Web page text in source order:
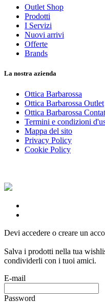
Outlet Shop
Prodotti
I Servizi
Nuovi arrivi
Offerte
Brands
La nostra azienda
Ottica Barbarossa
Ottica Barbarossa Outlet
Ottica Barbarossa
Termini e condizioni
Mappa del sito
Privacy Policy
Cookie Policy
Devi accedere o creare un
Salva i prodotti nella tua
condividerli con i tuoi amici.
E-mail
Password